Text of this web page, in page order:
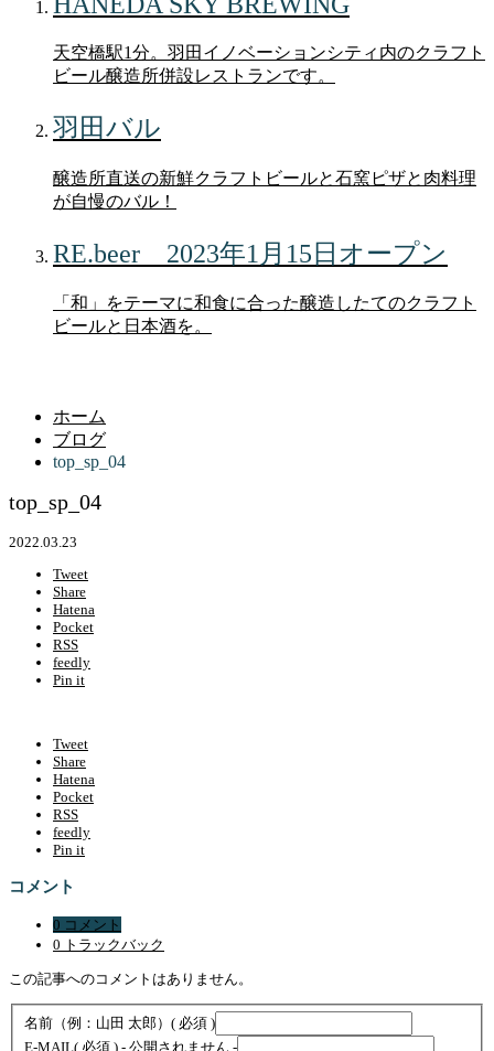
天空橋駅1分。羽田イノベーションシティ内のクラフト
ビール醸造所併設レストランです。
羽田バル
醸造所直送の新鮮クラフトビールと石窯ピザと肉料理
が自慢のバル！
RE.beer 2023年1月15日オープン
「和」をテーマに和食に合った醸造したてのクラフト
ビールと日本酒を。
ホーム
ブログ
top_sp_04
top_sp_04
2022.03.23
Tweet
Share
Hatena
Pocket
RSS
feedly
Pin it
Tweet
Share
Hatena
Pocket
RSS
feedly
Pin it
コメント
0 コメント
0 トラックバック
この記事へのコメントはありません。
名前（例：山田 太郎） ( 必須 )
E-MAIL( 必須 ) - 公開されません -